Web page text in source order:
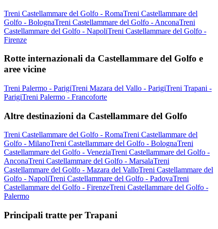
Treni Castellammare del Golfo - RomaTreni Castellammare del
Golfo - BolognaTreni Castellammare del Golfo - AnconaTreni
Castellammare del Golfo - NapoliTreni Castellammare del Golfo -
Firenze
Rotte internazionali da Castellammare del Golfo e
aree vicine
Treni Palermo - ParigiTreni Mazara del Vallo - ParigiTreni Trapani -
ParigiTreni Palermo - Francoforte
Altre destinazioni da Castellammare del Golfo
Treni Castellammare del Golfo - RomaTreni Castellammare del
Golfo - MilanoTreni Castellammare del Golfo - BolognaTreni
Castellammare del Golfo - VeneziaTreni Castellammare del Golfo -
AnconaTreni Castellammare del Golfo - MarsalaTreni
Castellammare del Golfo - Mazara del ValloTreni Castellammare del
Golfo - NapoliTreni Castellammare del Golfo - PadovaTreni
Castellammare del Golfo - FirenzeTreni Castellammare del Golfo -
Palermo
Principali tratte per Trapani